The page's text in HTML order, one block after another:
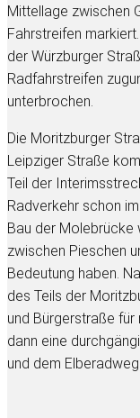
Mittellage zwischen
Fahrstreifen
der Würzburger
Radfahrstreifen
unterbrochen.
Die Moritzburger
Leipziger Straße
Teil der
Radverkehr schon
Bau der Molebrücke
zwischen Pieschen
Bedeutung haben.
des Teils der
und Bürgerstraße
dann eine
und dem